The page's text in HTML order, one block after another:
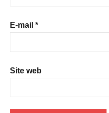
E-mail *
Site web